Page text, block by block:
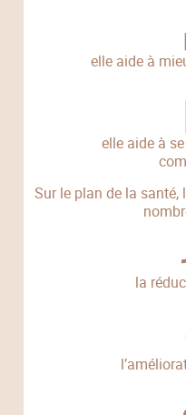
elle aide à
elle aide à
Sur le plan de la
la